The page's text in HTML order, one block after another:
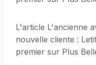
L'article L'ancienne
nouvelle cliente :
premier sur Plus